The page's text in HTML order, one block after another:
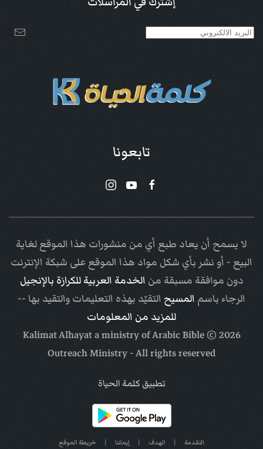
تابعونا
لا يسمح أن يعاد طبع أي من منشورات هذا الموقع لغاية
البيع - أو نشر بأي شكل مواد هذا الموقع على شبكة الإنترنت
دون موافقة مسبقة من الخدمة العربية للكرازة بالإنجيل
الرجاء باسم المسيح التقيّد بهذه التعليمات والتقيد بها --
للمزيد من المعلومات
2026
© Kalimat Alhayat a ministry of
Arabic Bible
Outreach Ministry- All rights reserved
تطبيق كلمة الحياة
التقدمة | الهدف | إيماننا | خريطة الموقع